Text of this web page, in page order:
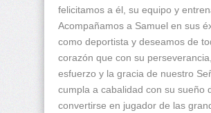
felicitamos a él, su equipo y
Acompañamos a Samuel en sus
como deportista y deseamos de
corazón que con su perseverancia,
esfuerzo y la gracia de nuestro
cumpla a cabalidad con su sueño
convertirse en jugador de las